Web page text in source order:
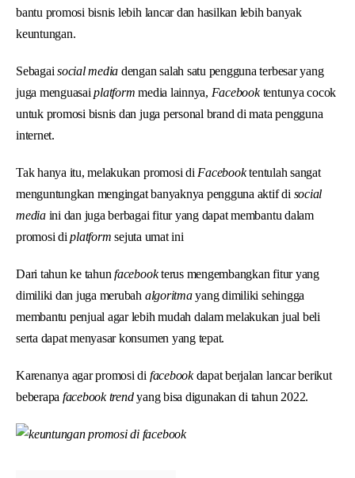
bantu promosi bisnis lebih lancar dan hasilkan lebih banyak
keuntungan.
Sebagaisocial media dengan salah satu pengguna terbesar yang
juga menguasaiplatform media lainnya, Facebooktentunya cocok
untuk promosi bisnis dan juga personal brand di mata pengguna
internet.
Tak hanya itu, melakukan promosi di Facebooktentulah sangat
menguntungkan mengingat banyaknya pengguna aktif di social
mediaini dan juga berbagai fitur yang dapat membantu dalam
promosi diplatform sejuta umat ini
Dari tahun ke tahunfacebookterus mengembangkan fitur yang
dimiliki dan juga merubah algoritmayang dimiliki sehingga
membantu penjual agar lebih mudah dalam melakukan jual beli
serta dapat menyasar konsumen yang tepat.
Karenanya agar promosi di facebookdapat berjalan lancar berikut
beberapa facebook trendyang bisa digunakan di tahun 2022.